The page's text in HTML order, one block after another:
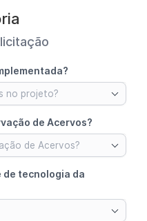
no projeto?
de Acervos?
de Acervos?
tecnologia da